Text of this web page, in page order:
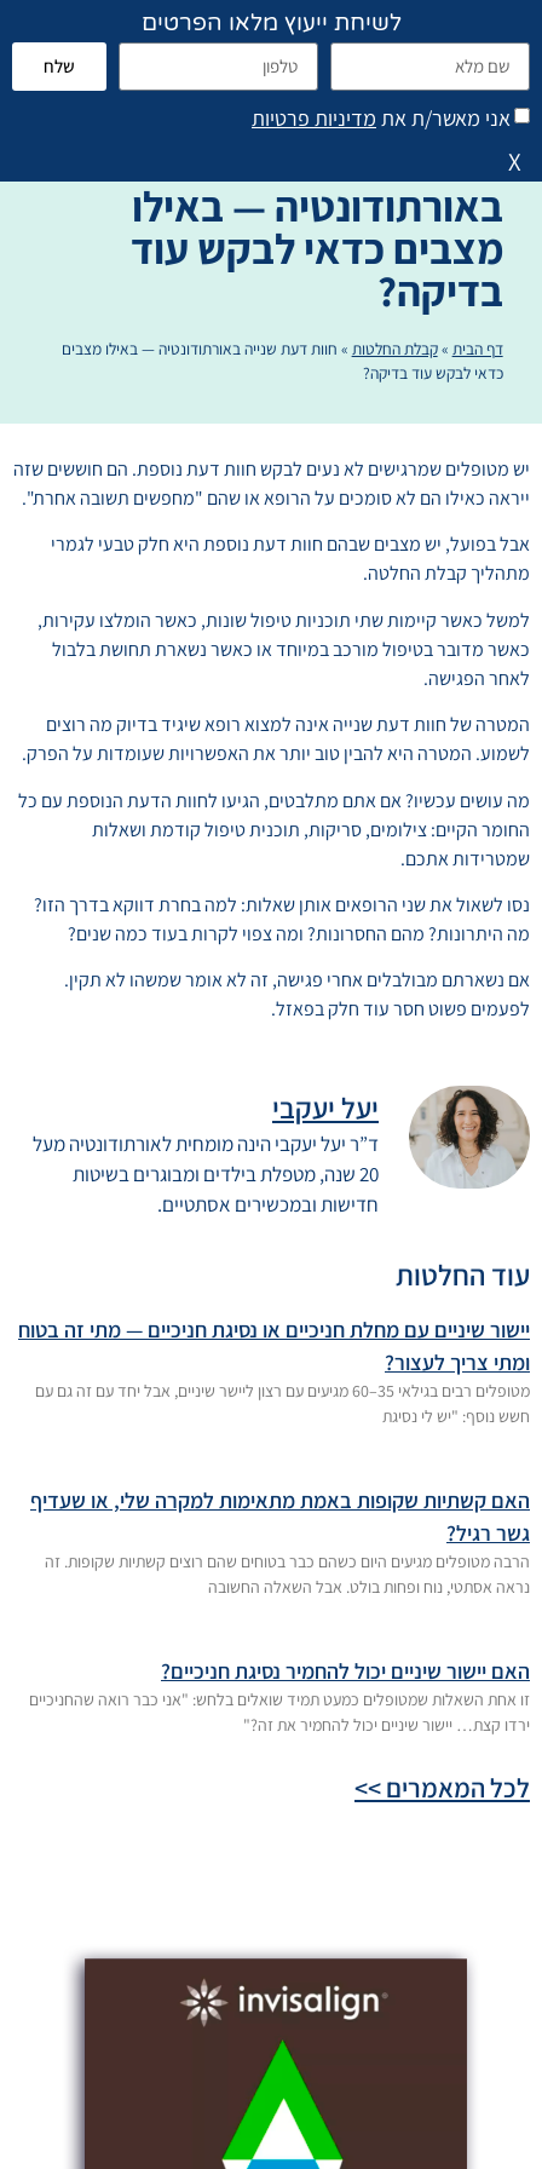
לשיחת ייעוץ מלאו הפרטים
אני מאשר/ת את מדיניות פרטיות
שלח
X
באורתודונטיה — באילו
מצבים כדאי לבקש עוד
בדיקה?
דף הבית »קבלת החלטות » חוות דעת שנייה באורתודונטיה — באילו מצבים
כדאי לבקש עוד בדיקה?
יש מטופלים שמרגישים לא נעים לבקש חוות דעת נוספת. הם חוששים שזה
ייראה כאילו הם לא סומכים על הרופא או שהם "מחפשים תשובה אחרת".
אבל בפועל, יש מצבים שבהם חוות דעת נוספת היא חלק טבעי לגמרי
מתהליך קבלת החלטה.
למשל כאשר קיימות שתי תוכניות טיפול שונות, כאשר הומלצו עקירות,
כאשר מדובר בטיפול מורכב במיוחד או כאשר נשארת תחושת בלבול
לאחר הפגישה.
המטרה של חוות דעת שנייה אינה למצוא רופא שיגיד בדיוק מה רוצים
לשמוע. המטרה היא להבין טוב יותר את האפשרויות שעומדות על הפרק.
מה עושים עכשיו? אם אתם מתלבטים, הגיעו לחוות הדעת הנוספת עם כל
החומר הקיים: צילומים, סריקות, תוכנית טיפול קודמת ושאלות
שמטרידות אתכם.
נסו לשאול את שני הרופאים אותן שאלות: למה בחרת דווקא בדרך הזו?
מה היתרונות? מהם החסרונות? ומה צפוי לקרות בעוד כמה שנים?
אם נשארתם מבולבלים אחרי פגישה, זה לא אומר שמשהו לא תקין.
לפעמים פשוט חסר עוד חלק בפאזל.
יעל יעקבי
ד”ר יעל יעקבי הינה מומחית לאורתודונטיה מעל
20 שנה, מטפלת בילדים ומבוגרים בשיטות
חדישות ובמכשירים אסתטיים.
עוד החלטות
יישור שיניים עם מחלת חניכיים או נסיגת חניכיים — מתי זה בטוח
ומתי צריך לעצור?
מטופלים רבים בגילאי 35–60 מגיעים עם רצון ליישר שיניים, אבל יחד עם זה גם עם
חשש נוסף: "יש לי נסיגת
האם קשתיות שקופות באמת מתאימות למקרה שלי, או שעדיף
גשר רגיל?
הרבה מטופלים מגיעים היום כשהם כבר בטוחים שהם רוצים קשתיות שקופות. זה
נראה אסתטי, נוח ופחות בולט. אבל השאלה החשובה
האם יישור שיניים יכול להחמיר נסיגת חניכיים?
זו אחת השאלות שמטופלים כמעט תמיד שואלים בלחש: "אני כבר רואה שהחניכיים
ירדו קצת… יישור שיניים יכול להחמיר את זה?"
לכל המאמרים >>
פתח סרגל נגישות